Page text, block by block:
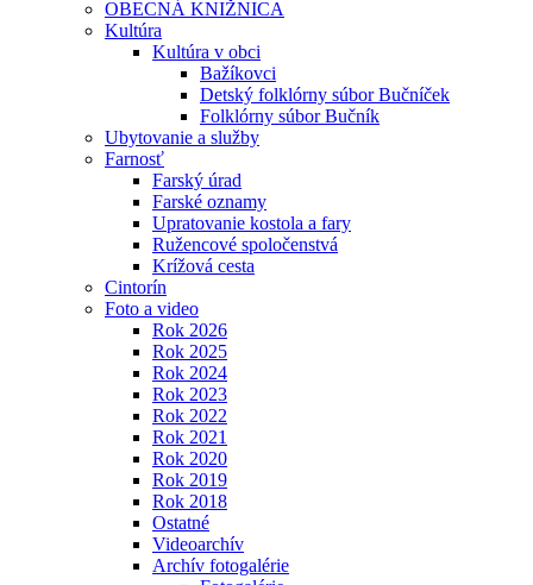
OBECNÁ KNIŽNICA
Kultúra
Kultúra v obci
Bažíkovci
Detský folklórny súbor Bučníček
Folklórny súbor Bučník
Ubytovanie a služby
Farnosť
Farský úrad
Farské oznamy
Upratovanie kostola a fary
Ružencové spoločenstvá
Krížová cesta
Cintorín
Foto a video
Rok 2026
Rok 2025
Rok 2024
Rok 2023
Rok 2022
Rok 2021
Rok 2020
Rok 2019
Rok 2018
Ostatné
Videoarchív
Archív fotogalérie